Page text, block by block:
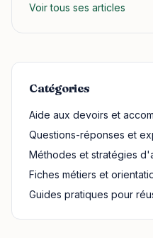
Voir tous ses articles
Catégories
Aide aux devoirs et
Questions-réponses et
Méthodes et stratégies
Fiches métiers et
Guides pratiques pour